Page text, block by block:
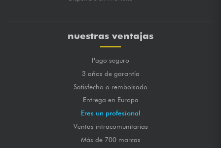
nuestras ventajas
Pago seguro
3 años de garantía
Satisfecho o rembolsado
Entrega en Europa
Eres un profesional
Ventas intracomunitarias
Más de 700 marcas